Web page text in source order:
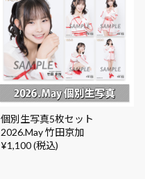
個別生写真5枚セット
2026.May 竹田京加
¥1,100 (税込)